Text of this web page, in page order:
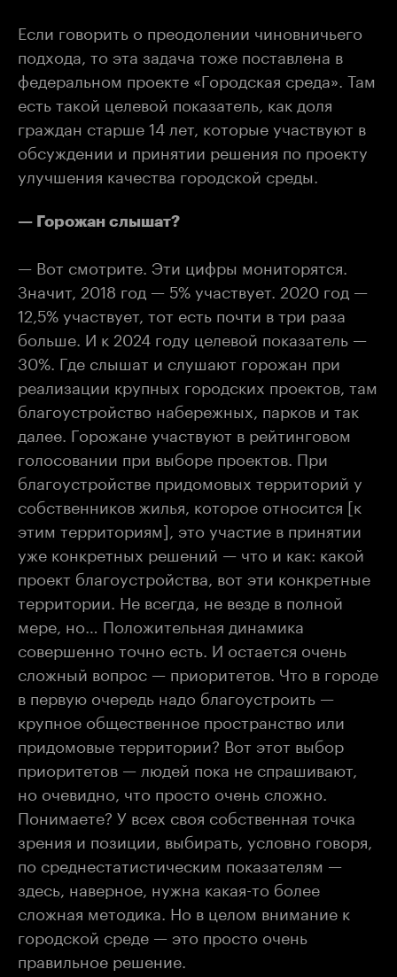
Если говорить о преодолении чиновничьего
подхода, то эта задача тоже поставлена в
федеральном проекте «Городская среда». Там
есть такой целевой показатель, как доля
граждан старше 14 лет, которые участвуют в
обсуждении и принятии решения по проекту
улучшения качества городской среды.
— Горожан слышат?
— Вот смотрите. Эти цифры мониторятся.
Значит, 2018 год — 5% участвует. 2020 год —
12,5% участвует, тот есть почти в три раза
больше. И к 2024 году целевой показатель —
30%. Где слышат и слушают горожан при
реализации крупных городских проектов, там
благоустройство набережных, парков и так
далее. Горожане участвуют в рейтинговом
голосовании при выборе проектов. При
благоустройстве придомовых территорий у
собственников жилья, которое относится [к
этим территориям], это участие в принятии
уже конкретных решений — что и как: какой
проект благоустройства, вот эти конкретные
территории. Не всегда, не везде в полной
мере, но… Положительная динамика
совершенно точно есть. И остается очень
сложный вопрос — приоритетов. Что в городе
в первую очередь надо благоустроить —
крупное общественное пространство или
придомовые территории? Вот этот выбор
приоритетов — людей пока не спрашивают,
но очевидно, что просто очень сложно.
Понимаете? У всех своя собственная точка
зрения и позиции, выбирать, условно говоря,
по среднестатистическим показателям —
здесь, наверное, нужна какая-то более
сложная методика. Но в целом внимание к
городской среде — это просто очень
правильное решение.